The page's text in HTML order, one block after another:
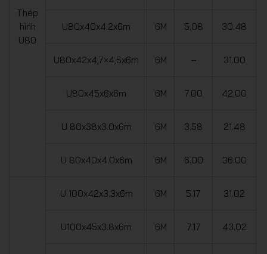
Thép
hình
U80
U80x40x4.2x6m 6M 5.08 30.48
U80x42x4,7×4,5x6m 6M – 31.00
U80x45x6x6m 6M 7.00 42.00
U 80x38x3.0x6m 6M 3.58 21.48
U 80x40x4.0x6m 6M 6.00 36.00
U 100x42x3.3x6m 6M 5.17 31.02
U100x45x3.8x6m 6M 7.17 43.02